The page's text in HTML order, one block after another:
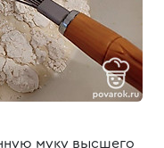
муку высшего